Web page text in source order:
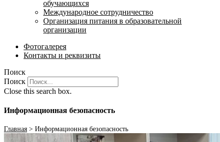
обучающихся
Международное сотрудничество
Организация питания в образовательной
организации
Фотогалерея
Контакты и реквизиты
Поиск
Поиск
Close this search box.
Информационная безопасность
Главная > Информационная безопасность